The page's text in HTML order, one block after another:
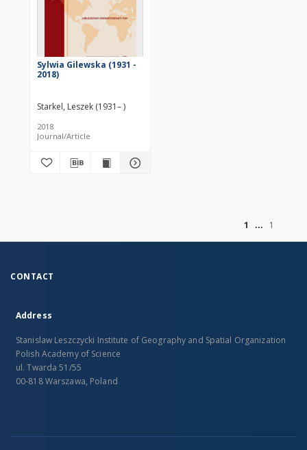
Sylwia Gilewska (1931 -
2018)
Starkel, Leszek (1931– )
2018
Journal/Article
1
1
CONTACT
Address
Stanislaw Leszczycki Institute of Geography and Spatial Organization
Polish Academy of Science
ul. Twarda 51/55
00-818 Warszawa, Poland